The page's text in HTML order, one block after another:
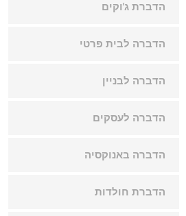
הדברת ג'וקים
הדברה לבית פרטי
הדברה לבניין
הדברה לעסקים
הדברה באנוקסיה
הדברת חולדות